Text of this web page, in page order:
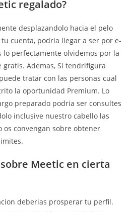
regalado?
desplazandolo hacia el pelo
cuenta, podri­a llegar a ser por e-
lo perfectamente olvidemos por la
gratis. Ademas, Si tendri­figura
tratar con las personas cual
la oportunidad Premium. Lo
preparado podri­a ser consultes
inclusive nuestro cabello las
convengan sobre obtener
Meetic en cierta
deberias prosperar tu perfil.